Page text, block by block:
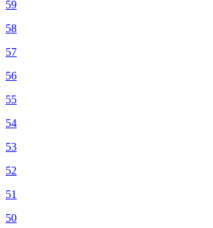
59
58
57
56
55
54
53
52
51
50